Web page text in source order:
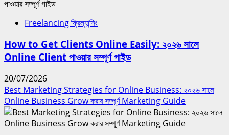
Freelancing ফ্রিল্যান্সিং
How to Get Clients Online Easily: ২০২৬ সালে
Online Client পাওয়ার সম্পূর্ণ গাইড
20/07/2026
Best Marketing Strategies for Online Business: ২০২৬ সালে
Online Business Grow করার সম্পূর্ণ Marketing Guide